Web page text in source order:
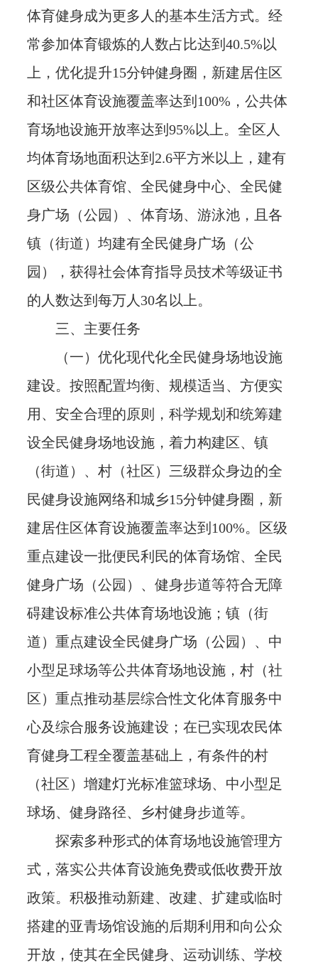
体育健身成为更多人的基本生活方式。经
常参加体育锻炼的人数占比达到40.5%以
上，优化提升15分钟健身圈，新建居住区
和社区体育设施覆盖率达到100%，公共体
育场地设施开放率达到95%以上。全区人
均体育场地面积达到2.6平方米以上，建有
区级公共体育馆、全民健身中心、全民健
身广场（公园）、体育场、游泳池，且各
镇（街道）均建有全民健身广场（公
园），获得社会体育指导员技术等级证书
的人数达到每万人30名以上。
三、主要任务
（一）优化现代化全民健身场地设施
建设。按照配置均衡、规模适当、方便实
用、安全合理的原则，科学规划和统筹建
设全民健身场地设施，着力构建区、镇
（街道）、村（社区）三级群众身边的全
民健身设施网络和城乡15分钟健身圈，新
建居住区体育设施覆盖率达到100%。区级
重点建设一批便民利民的体育场馆、全民
健身广场（公园）、健身步道等符合无障
碍建设标准公共体育场地设施；镇（街
道）重点建设全民健身广场（公园）、中
小型足球场等公共体育场地设施，村（社
区）重点推动基层综合性文化体育服务中
心及综合服务设施建设；在已实现农民体
育健身工程全覆盖基础上，有条件的村
（社区）增建灯光标准篮球场、中小型足
球场、健身路径、乡村健身步道等。
探索多种形式的体育场地设施管理方
式，落实公共体育设施免费或低收费开放
政策。积极推动新建、改建、扩建或临时
搭建的亚青场馆设施的后期利用和向公众
开放，使其在全民健身、运动训练、学校